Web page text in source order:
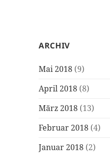
ARCHIV
Mai 2018 (9)
April 2018 (8)
März 2018 (13)
Februar 2018 (4)
Januar 2018 (2)